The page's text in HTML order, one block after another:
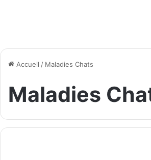
Accueil / Maladies Chats
Maladies